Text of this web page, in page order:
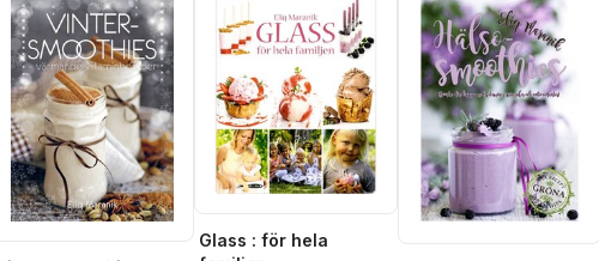
Glass : för hela